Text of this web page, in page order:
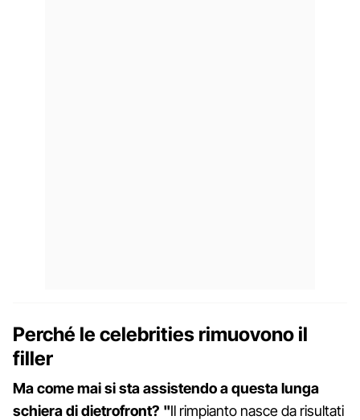
Perché le celebrities rimuovono il
filler
Ma come mai si sta assistendo a questa lunga
schiera di dietrofront? "Il rimpianto nasce da risultati